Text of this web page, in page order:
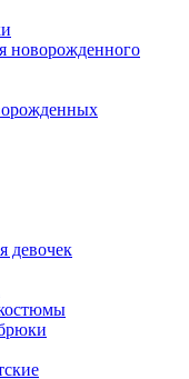
новорожденного
девочек